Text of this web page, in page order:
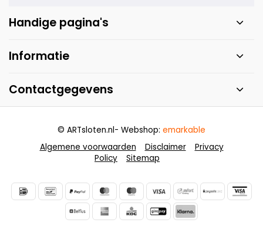
Handige pagina's
Informatie
Contactgegevens
Algemene voorwaarden Disclaimer
Privacy
Policy
Sitemap
© ARTsloten.nl- Webshop: emarkable